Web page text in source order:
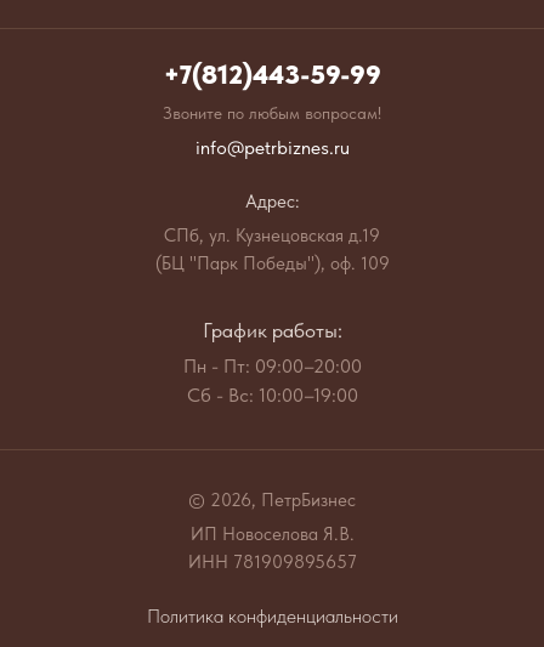
+7(812)443-59-99
Звоните по любым вопросам!
info@petrbiznes.ru
Политика конфиденциальности
© 2026, ПетрБизнес
Адрес:
СПб, ул. Кузнецовская д.19
(БЦ "Парк Победы"), оф. 109
Пн - Пт: 09:00–20:00
Сб - Вс: 10:00–19:00
График работы:
ИП Новоселова Я.В.
ИНН 781909895657